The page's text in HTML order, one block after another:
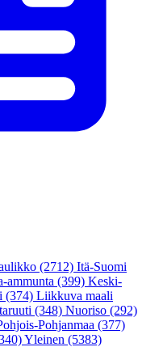
(2712) Itä-Suomi
ammunta (399) Keski-
(374) Liikkuva maali
(348) Nuoriso (292)
Pohjanmaa (377)
Yleinen (5383)